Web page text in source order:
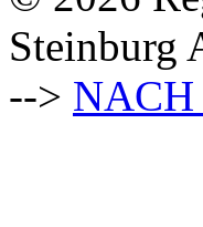
Steinburg
-->